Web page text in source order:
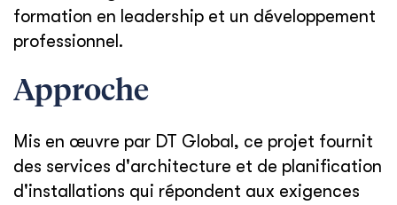
formation en leadership et un développement
professionnel.
Approche
Mis en œuvre par DT Global, ce projet fournit
des services d'architecture et de planification
d'installations qui répondent aux exigences